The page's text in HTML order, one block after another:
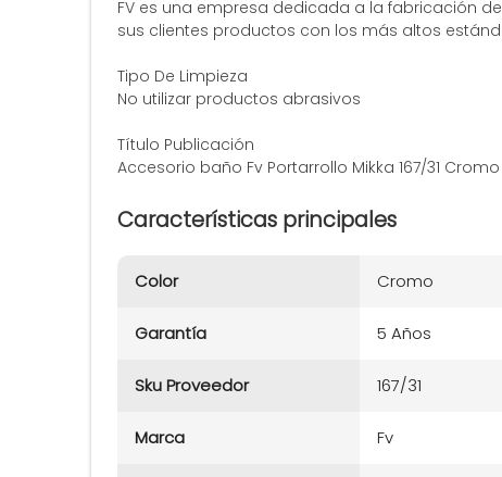
FV es una empresa dedicada a la fabricación
sus clientes productos con los más altos
Tipo De Limpieza
No utilizar productos abrasivos
Título Publicación
Accesorio baño Fv Portarrollo Mikka 167/31 Cromo
Características principales
Color Cromo
Garantía 5 Años
Sku Proveedor 167/31
Marca Fv